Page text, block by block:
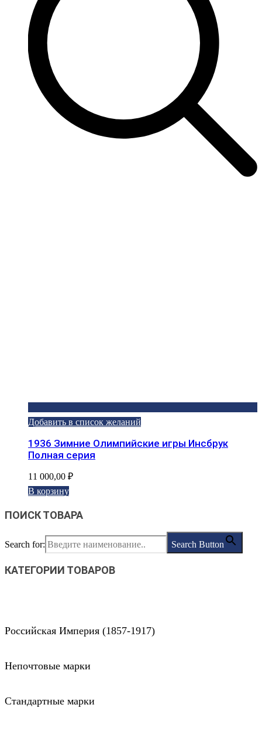
Добавить в список желаний
1936 Зимние Олимпийские игры Инсбрук
Полная серия
11 000,00 ₽
В корзину
ПОИСК ТОВАРА
Search for: Search Button
КАТЕГОРИИ ТОВАРОВ
Российская Империя (1857-1917)
Непочтовые марки
Стандартные марки